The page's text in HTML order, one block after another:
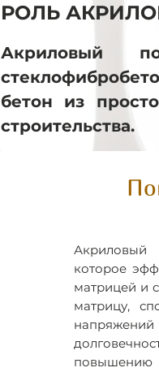
РОЛЬ
Акриловый
бетон из
строительства.
Акриловый
которое
матрицей и
матрицу,